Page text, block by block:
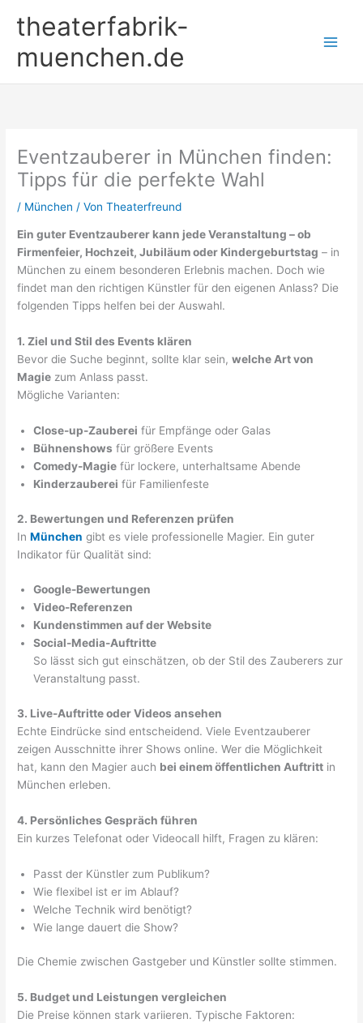
Inhalttheaterfabrik-
muenchen.de
Eventzauberer in München finden:
Tipps für die perfekte Wahl
/ München / VonTheaterfreund
Ein guter Eventzauberer kann jede Veranstaltung – ob
Firmenfeier, Hochzeit, Jubiläum oder Kindergeburtstag – in
München zu einem besonderen Erlebnis machen. Doch wie
findet man den richtigen Künstler für den eigenen Anlass? Die
folgenden Tipps helfen bei der Auswahl.
1. Ziel und Stil des Events klären
Bevor die Suche beginnt, sollte klar sein,welche Art von
Magie zum Anlass passt.
Mögliche Varianten:
Close-up-Zauberei für Empfänge oder Galas
Bühnenshows für größere Events
Comedy-Magie für lockere, unterhaltsame Abende
Kinderzauberei für Familienfeste
2. Bewertungen und Referenzen prüfen
InMünchen gibt es viele professionelle Magier. Ein guter
Indikator für Qualität sind:
Google-Bewertungen
Video-Referenzen
Kundenstimmen auf der Website
Social-Media-Auftritte
So lässt sich gut einschätzen, ob der Stil des Zauberers zur
Veranstaltung passt.
3. Live-Auftritte oder Videos ansehen
Echte Eindrücke sind entscheidend. Viele Eventzauberer
zeigen Ausschnitte ihrer Shows online. Wer die Möglichkeit
hat, kann den Magier auch bei einem öffentlichen Auftritt in
München erleben.
4. Persönliches Gespräch führen
Ein kurzes Telefonat oder Videocall hilft, Fragen zu klären:
Passt der Künstler zum Publikum?
Wie flexibel ist er im Ablauf?
Welche Technik wird benötigt?
Wie lange dauert die Show?
Die Chemie zwischen Gastgeber und Künstler sollte stimmen.
5. Budget und Leistungen vergleichen
Die Preise können stark variieren. Typische Faktoren: